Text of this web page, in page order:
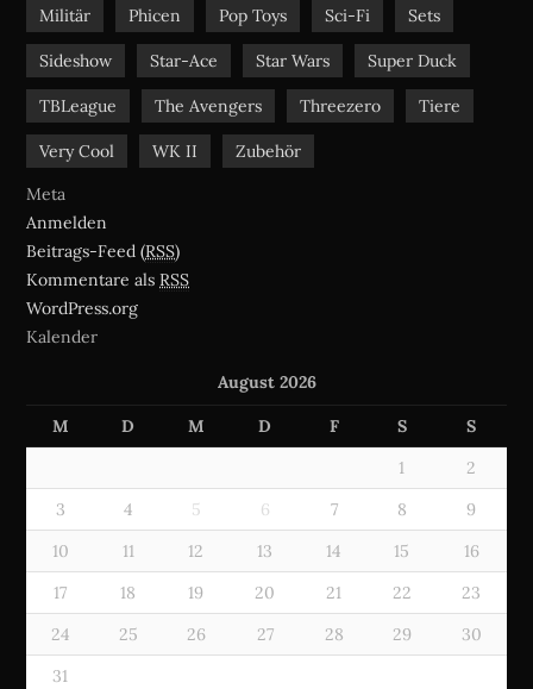
Militär Phicen Pop Toys Sci-Fi Sets
Sideshow Star-Ace Star Wars Super Duck
TBLeague The Avengers Threezero Tiere
Very Cool WK II
Zubehör
Meta
Anmelden
Beitrags-Feed (RSS)
Kommentare als RSS
WordPress.org
Kalender
August 2026
M D M D F S S
1
2
3
4 5 6 7 8
9
10
11 12 13 14 15
16
17
18 19 20 21 22
23
24
25 26 27 28 29
30
31